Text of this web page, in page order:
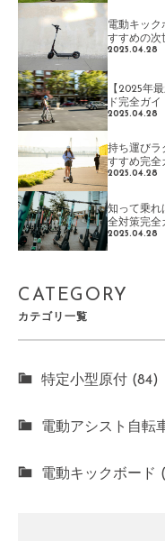
電動キック
すすめの次
2025.04.28
【2025年
ド完全ガイ
2025.04.28
持ち運びラ
すすめ完全
2025.04.28
知って乗れ
全対策完全
2025.04.28
CATEGORY
カテゴリ一覧
特定小型原付 (84)
電動アシスト自転
電動キックボード